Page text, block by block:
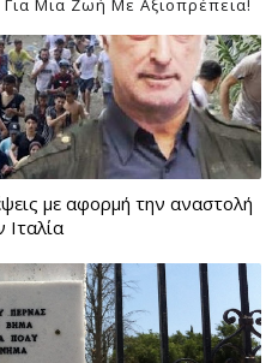
Μια Ζωή Με Αξιοπρέπεια!
με αφορμή την αναστολή